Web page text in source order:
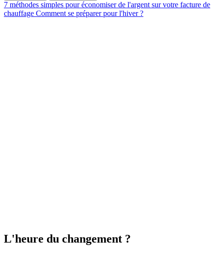
7 méthodes simples pour économiser de l'argent sur votre facture de
chauffage Comment se préparer pour l'hiver ?
L'heure du changement ?